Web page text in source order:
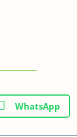
WhatsApp